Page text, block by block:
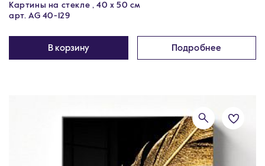
Картины на стекле , 40 х 50 см
арт. AG 40-129
В корзину Подробнее